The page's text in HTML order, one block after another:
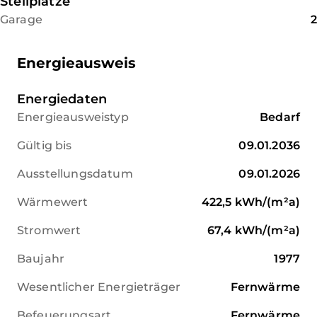
Untergeschoss integriert. Ein
Zusätzliche Ausstattung:
• 1 Tiefgaragenstellplatz
• 1 Tiefgaragenstellplatz für
Dank der flexiblen
Raumaufteilung, der
modernen Ausstattung und
der praktischen Lage ist dieses
bestens geeignet. Die gute
Erreichbarkeit, die
Parkmöglichkeiten und die
Garage 2
Energieausweis
Energiedaten
Energieausweistyp Bedarf
Gültig bis 09.01.2036
Ausstellungsdatum 09.01.2026
Wärmewert 422,5 kWh/(m²a)
Stromwert 67,4 kWh/(m²a)
Baujahr 1977
Wesentlicher Energieträger Fernwärme